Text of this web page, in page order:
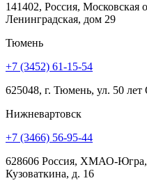
141402, Россия, Московская
Ленинградская, дом 29
Тюмень
+7 (3452) 61-15-54
625048, г. Тюмень, ул. 50
Нижневартовск
+7 (3466) 56-95-44
628606 Россия, ХМАО-Югра,
Кузоваткина, д. 16